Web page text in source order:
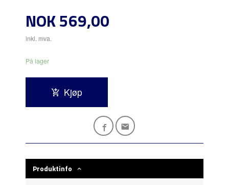
Pris
NOK569,00
inkl. mva.
På lager
Kjøp
Produktinfo